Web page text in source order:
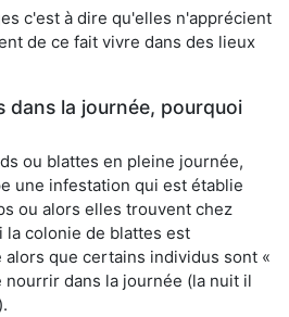
c'est à dire qu'elles n'apprécient
de ce fait vivre dans des lieux
dans la journée, pourquoi
ou blattes en pleine journée,
une infestation qui est établie
ou alors elles trouvent chez
la colonie de blattes est
que certains individus sont «
dans la journée (la nuit il